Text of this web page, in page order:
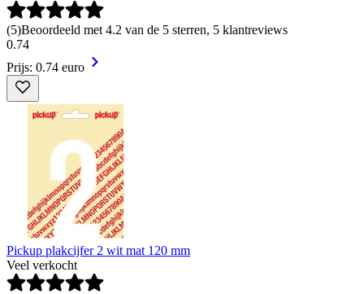
(5)Beoordeeld met 4.2 van de 5 sterren, 5 klantreviews
0.74
Prijs: 0.74 euro
Pickup plakcijfer 2 wit mat 120 mm
Veel verkocht